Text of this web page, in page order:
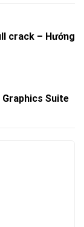
crack – Hướng
Graphics Suite